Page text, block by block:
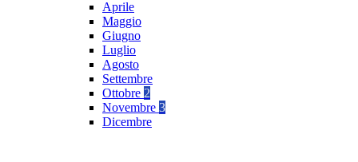
Aprile
Maggio
Giugno
Luglio
Agosto
Settembre
Ottobre 2
Novembre 3
Dicembre